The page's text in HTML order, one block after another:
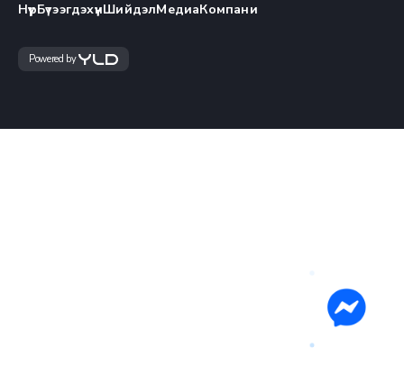
НүүрБүтээгдэхүүнШийдэлМедиаКомпани
Powered by